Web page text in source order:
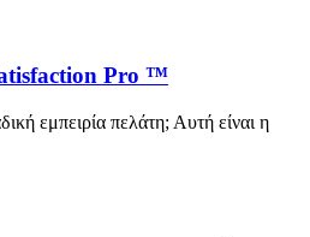
Pro ™
εμπειρία πελάτη; Αυτή είναι η